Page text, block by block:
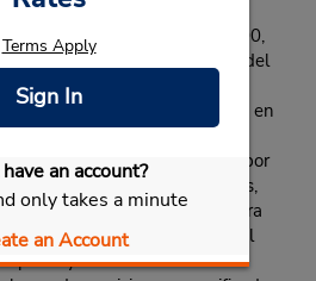
Terms Apply
Sign In
an account?
only takes a minute
an Account
a 22:00; Lu de 07:00 a 22:00,
21:00 h, salvo que en el área del
lo contrario). Continúe
de equipaje que se encuentra en
mostradores de alquiler y
de estacionamiento pasando por
a cualquiera de los lados,
de alquiler. En nuestra
le proporcionará el
y las llaves.